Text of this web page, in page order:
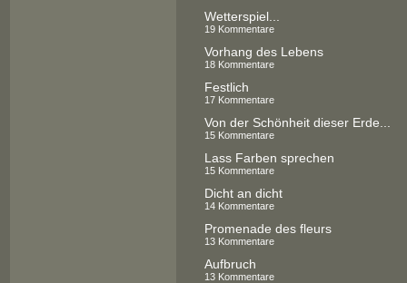
Wetterspiel...
19 Kommentare
Vorhang des Lebens
18 Kommentare
Festlich
17 Kommentare
Von der Schönheit dieser Erde...
15 Kommentare
Lass Farben sprechen
15 Kommentare
Dicht an dicht
14 Kommentare
Promenade des fleurs
13 Kommentare
Aufbruch
13 Kommentare